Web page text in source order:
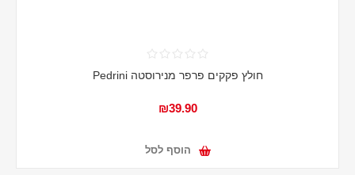
חולץ פקקים פרפר מנירוסטה Pedrini
₪39.90
הוסף לסל